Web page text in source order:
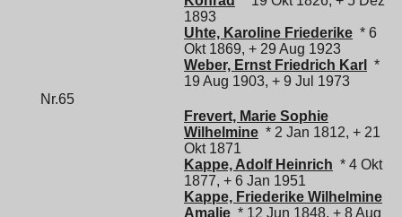
1893
Uhte, Karoline Friederike * 6
Okt 1869, + 29 Aug 1923
Weber, Ernst Friedrich Karl
*
19 Aug 1903, + 9 Jul 1973
Nr.65
Frevert, Marie Sophie
Wilhelmine * 2 Jan 1812, + 21
Okt 1871
Kappe, Adolf Heinrich * 4 Okt
1877, + 6 Jan 1951
Kappe, Friederike Wilhelmine
Amalie * 12 Jun 1848, + 8 Aug